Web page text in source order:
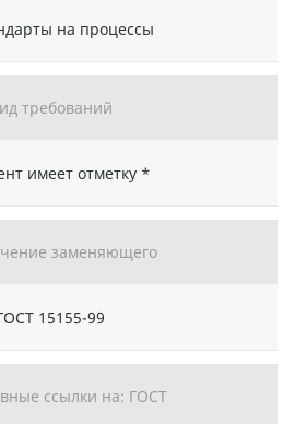
на процессы
требований
имеет отметку *
заменяющего
15155-99
ссылки на: ГОСТ